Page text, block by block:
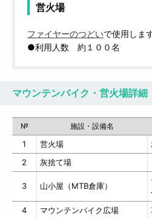
営火場
ファイヤーのつどいで使用します
●利用人数 約１００名
マウンテンバイク・営火場詳細
№ 施設・設備名
1 営火場
2
灰捨て場
3 山小屋（MTB倉庫）
4
マウンテンバイク広場